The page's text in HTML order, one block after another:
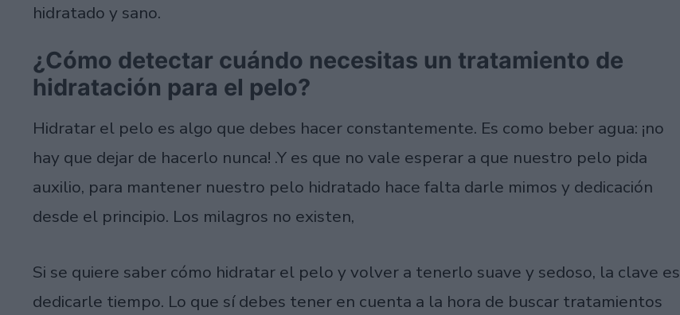
hidratado y sano.
¿Cómo detectar cuándo necesitas un tratamiento de
hidratación para el pelo?
Hidratar el pelo es algo que debes hacer constantemente. Es como beber agua: ¡no
hay que dejar de hacerlo nunca! .Y es que no vale esperar a que nuestro pelo pida
auxilio, para mantener nuestro pelo hidratado hace falta darle mimos y dedicación
desde el principio. Los milagros no existen,
Si se quiere saber cómo hidratar el pelo y volver a tenerlo suave y sedoso, la clave es
dedicarle tiempo. Lo que sí debes tener en cuenta a la hora de buscar tratamientos